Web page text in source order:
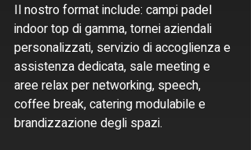
Il nostro format include: campi padel
indoor top di gamma, tornei aziendali
personalizzati, servizio di accoglienza e
assistenza dedicata, sale meeting e
aree relax per networking, speech,
coffee break, catering modulabile e
brandizzazione degli spazi.